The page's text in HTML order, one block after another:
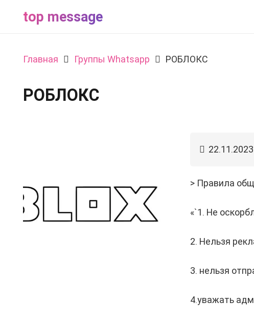
top message
Главная Группы Whatsapp РОБЛОКС
РОБЛОКС
22.11.2023
> Правила
«`1. Не
2. Нельзя
3. нельзя
4.уважать